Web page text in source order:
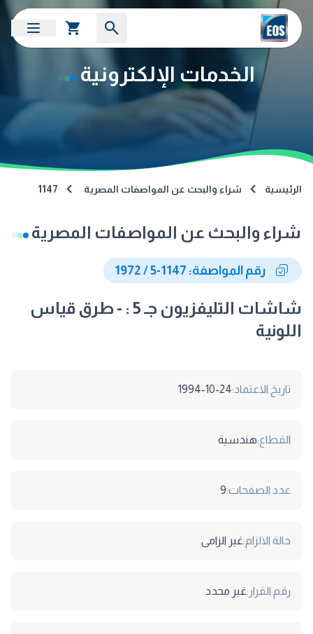
الخدمات الإلكترونية
الرئيسية شراء والبحث عن المواصفات المصرية 1147
شراء والبحث عن المواصفات المصرية
رقم المواصفة: 1147-5 / 1972
شاشات التليفزيون جـ 5 : - طرق قياس
اللونية
تاريخ الاعتماد:1994-10-24
القطاع:هندسية
عدد الصفحات:9
حالة الالزام:غير الزامى
رقم القرار:غير محدد